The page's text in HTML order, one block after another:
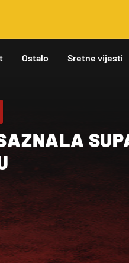
Ostalo Sretne vijesti